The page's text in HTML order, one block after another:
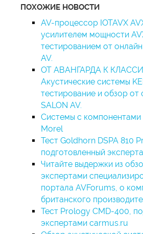
ПОХОЖИЕ НОВОСТИ
AV-процессор IOTAVX
усилителем мощности
тестированием от
AV.
ОТ АВАНГАРДА К
Акустические системы
тестирование и обзор от
SALON AV.
Системы с компонентами
Morel
Тест Goldhorn DSPA 810
подготовленный
Читайте выдержки из
экспертами
портала AVForums, о
британского
Тест Prology CMD-400,
экспертами carmus.ru